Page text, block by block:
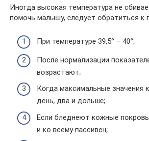
Иногда высокая температура не
помочь малышу, следует обратиться к
При температуре 39,5° – 40°;
После нормализации
возрастают;
Когда максимальные значения
день, два и дольше;
Если бледнеют кожные
и ко всему пассивен;